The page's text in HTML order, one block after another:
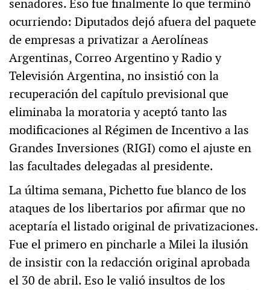
senadores. Eso fue finalmente lo que terminó
ocurriendo: Diputados dejó afuera del paquete
de empresas a privatizar a Aerolíneas
Argentinas, Correo Argentino y Radio y
Televisión Argentina, no insistió con la
recuperación del capítulo previsional que
eliminaba la moratoria y aceptó tanto las
modificaciones al Régimen de Incentivo a las
Grandes Inversiones (RIGI) como el ajuste en
las facultades delegadas al presidente.
La última semana, Pichetto fue blanco de los
ataques de los libertarios por afirmar que no
aceptaría el listado original de privatizaciones.
Fue el primero en pincharle a Milei la ilusión
de insistir con la redacción original aprobada
el 30 de abril. Eso le valió insultos de los